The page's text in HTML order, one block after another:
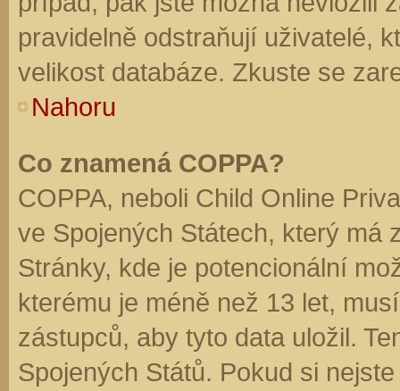
pravidelně odstraňují uživatelé,
velikost databáze. Zkuste se
Nahoru
Co znamená COPPA?
COPPA, neboli Child Online
ve Spojených Státech, který má
Stránky, kde je potencionální
kterému je méně než 13 let,
zástupců, aby tyto data uložil.
Spojených Států. Pokud si